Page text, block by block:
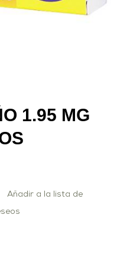
1.95 MG
Añadir a la lista de